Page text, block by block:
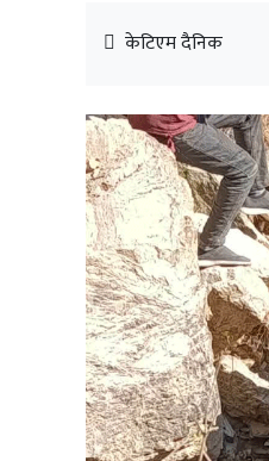
केटिएम दैनिक